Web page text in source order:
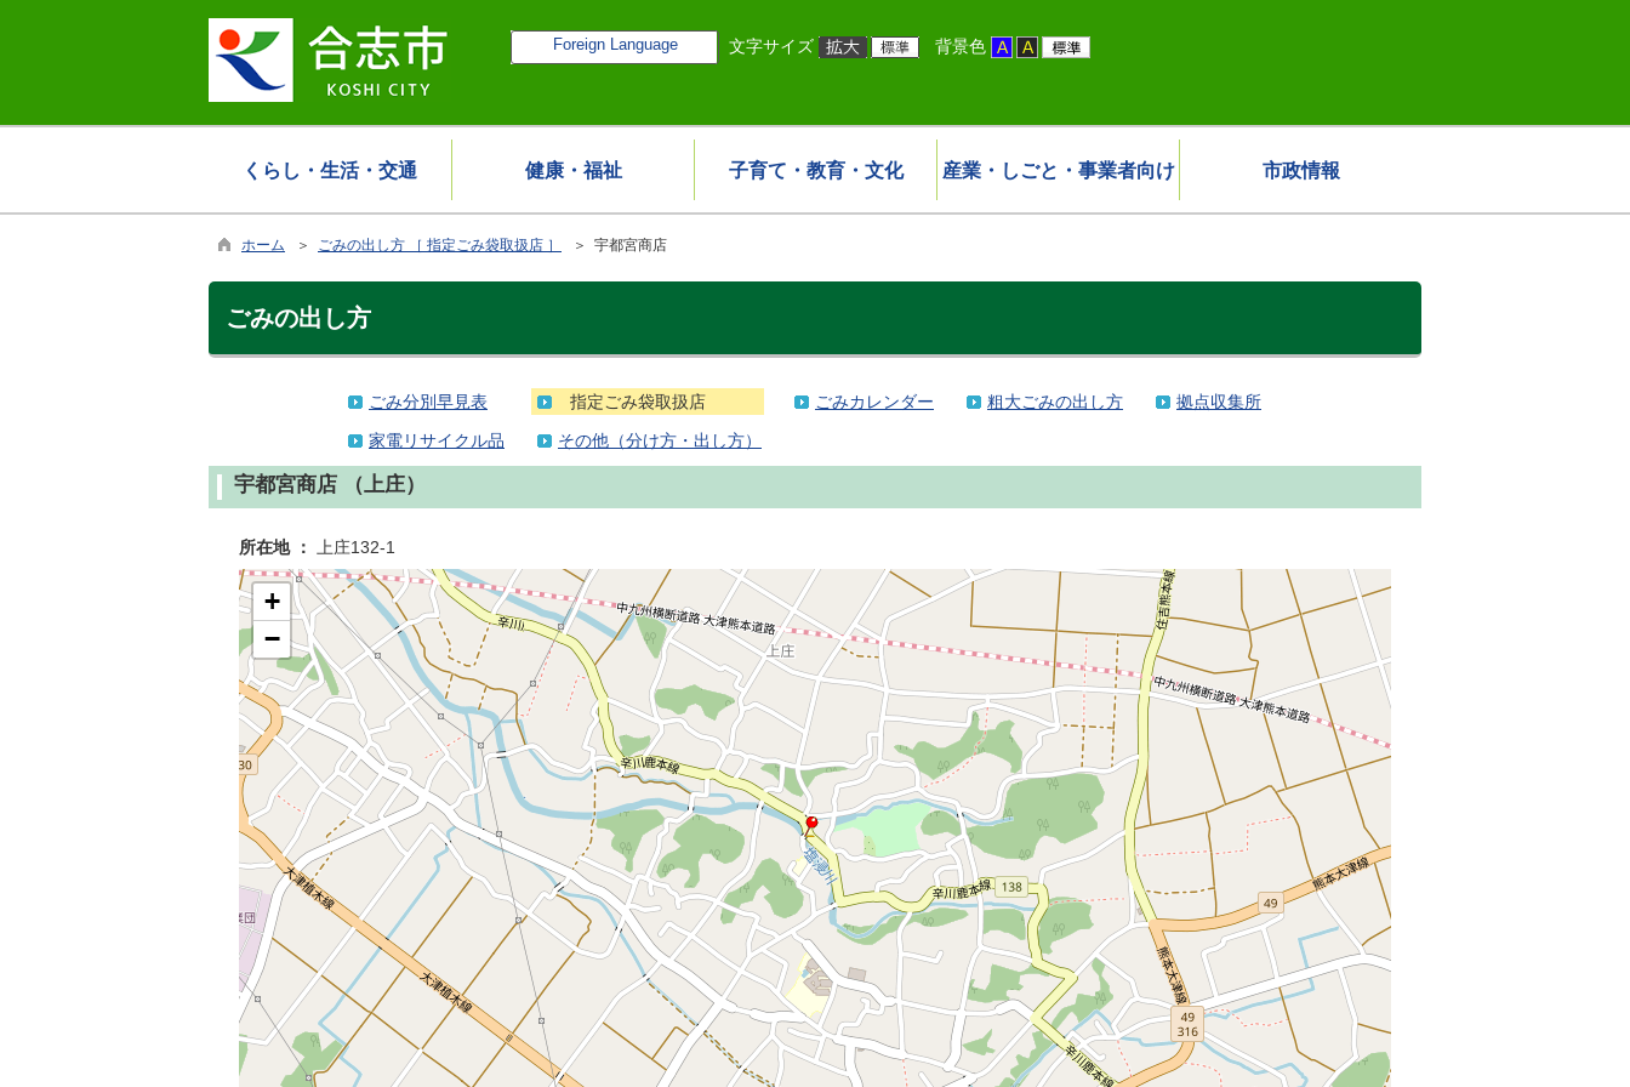
Foreign Language 文字サイズ 背景色
くらし・生活・交通 健康・福祉 子育て・教育・文化 産業・しごと・事業者向け 市政情報
ホーム ＞ ごみの出し方 ［ 指定ごみ袋取扱店 ］ ＞ 宇都宮商店
ごみの出し方
ごみ分別早見表 指定ごみ袋取扱店 ごみカレンダー 粗大ごみの出し方
拠点収集所
家電リサイクル品
その他（分け方・出し方）
宇都宮商店 （上庄）
所在地 ： 上庄132-1
+
−